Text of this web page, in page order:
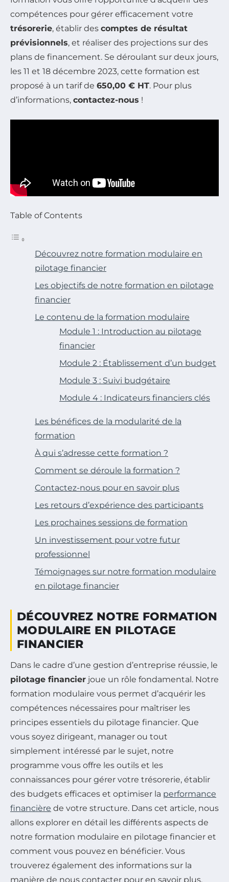
compétences pour gérer efficacement votre
trésorerie, établir des comptes de résultat
prévisionnels, et réaliser des projections sur des
plans de financement. Se déroulant sur deux jours,
les 11 et 18 décembre 2023, cette formation est
proposé à un tarif de 650,00 € HT. Pour plus
d’informations, contactez-nous !
Table of Contents
Découvrez notre formation modulaire en
pilotage financier
Les objectifs de notre formation en pilotage
financier
Le contenu de la formation modulaire
Module 1 : Introduction au pilotage
financier
Module 2 : Établissement d’un budget
Module 3 : Suivi budgétaire
Module 4 : Indicateurs financiers clés
Les bénéfices de la modularité de la
formation
À qui s’adresse cette formation ?
Comment se déroule la formation ?
Contactez-nous pour en savoir plus
Les retours d’expérience des participants
Les prochaines sessions de formation
Un investissement pour votre futur
professionnel
Témoignages sur notre formation modulaire
en pilotage financier
DÉCOUVREZ NOTRE FORMATION
MODULAIRE EN PILOTAGE
FINANCIER
Dans le cadre d’une gestion d’entreprise réussie, le
pilotage financier joue un rôle fondamental. Notre
formation modulaire vous permet d’acquérir les
compétences nécessaires pour maîtriser les
principes essentiels du pilotage financier. Que
vous soyez dirigeant, manager ou tout
simplement intéressé par le sujet, notre
programme vous offre les outils et les
connaissances pour gérer votre trésorerie, établir
des budgets efficaces et optimiser la performance
financière de votre structure. Dans cet article, nous
allons explorer en détail les différents aspects de
notre formation modulaire en pilotage financier et
comment vous pouvez en bénéficier. Vous
trouverez également des informations sur la
manière de nous contacter pour en savoir plus.